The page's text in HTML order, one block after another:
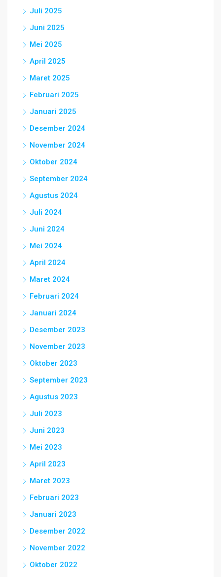
Juli 2025
Juni 2025
Mei 2025
April 2025
Maret 2025
Februari 2025
Januari 2025
Desember 2024
November 2024
Oktober 2024
September 2024
Agustus 2024
Juli 2024
Juni 2024
Mei 2024
April 2024
Maret 2024
Februari 2024
Januari 2024
Desember 2023
November 2023
Oktober 2023
September 2023
Agustus 2023
Juli 2023
Juni 2023
Mei 2023
April 2023
Maret 2023
Februari 2023
Januari 2023
Desember 2022
November 2022
Oktober 2022